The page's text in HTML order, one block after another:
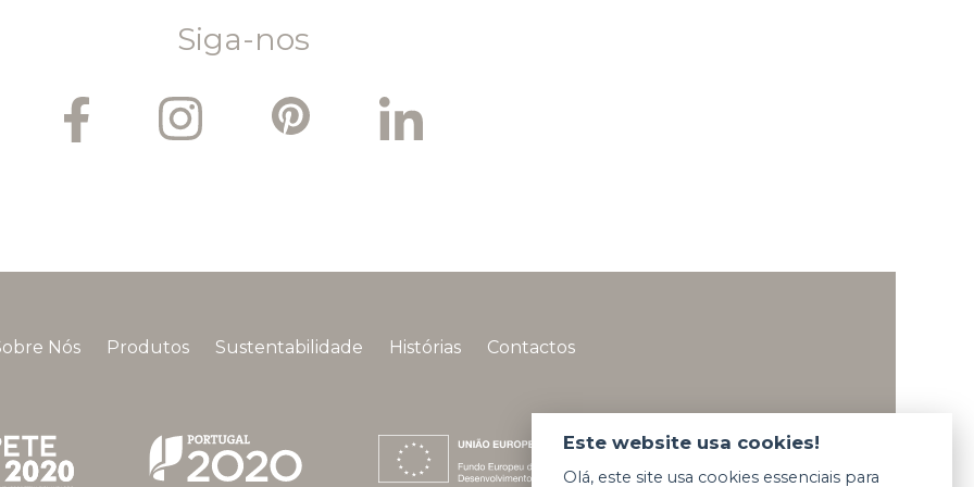
Siga-nos
Nós Produtos Sustentabilidade Histórias Contactos
Este website usa cookies!
Olá, este site usa cookies essenciais para